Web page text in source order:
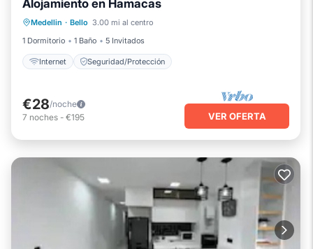
Alojamiento en Hamacas
Medellin · Bello 3.00 mi al centro
1 Dormitorio
1 Baño 5 Invitados
Internet Seguridad/Protección
Internet Seguridad/Protección
€28/noche
7 noches - €195 VER OFERTA